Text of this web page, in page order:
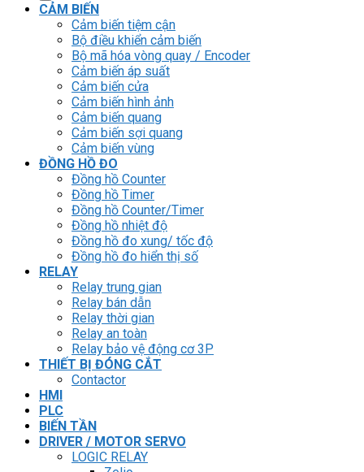
CẢM BIẾN
Cảm biến tiệm cận
Bộ điều khiển cảm biến
Bộ mã hóa vòng quay / Encoder
Cảm biến áp suất
Cảm biến cửa
Cảm biến hình ảnh
Cảm biến quang
Cảm biến sợi quang
Cảm biến vùng
ĐỒNG HỒ ĐO
Đồng hồ Counter
Đồng hồ Timer
Đồng hồ Counter/Timer
Đồng hồ nhiệt độ
Đồng hồ đo xung/ tốc độ
Đồng hồ đo hiển thị số
RELAY
Relay trung gian
Relay bán dẫn
Relay thời gian
Relay an toàn
Relay bảo vệ động cơ 3P
THIẾT BỊ ĐÓNG CẮT
Contactor
HMI
PLC
BIẾN TẦN
DRIVER / MOTOR SERVO
LOGIC RELAY